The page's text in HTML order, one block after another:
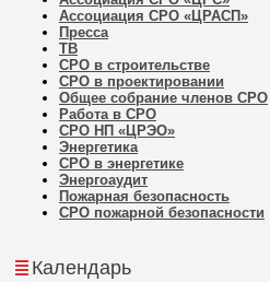
Ассоциация СРО «ЦРАСП»
Пресса
ТВ
СРО в строительстве
СРО в проектировании
Общее собрание членов СРО
Работа в СРО
СРО НП «ЦРЭО»
Энергетика
СРО в энергетике
Энергоаудит
Пожарная безопасность
СРО пожарной безопасности
Календарь